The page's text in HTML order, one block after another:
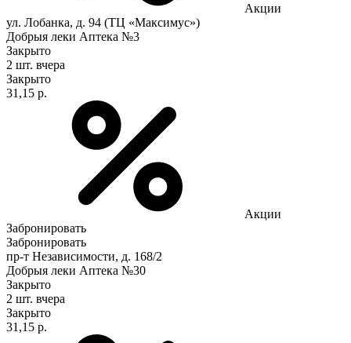
Акции
ул. Лобанка, д. 94 (ТЦ «Максимус»)
Добрыя леки Аптека №3
Закрыто
2 шт. вчера
Закрыто
31,15 р.
Акции
Забронировать
Забронировать
пр-т Независимости, д. 168/2
Добрыя леки Аптека №30
Закрыто
2 шт. вчера
Закрыто
31,15 р.